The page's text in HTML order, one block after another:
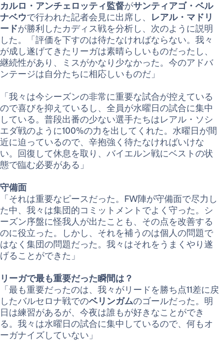
カルロ・アンチェロッティ監督がサンティアゴ・ベル
ナベウで行われた記者会見に出席し、 レアル・マドリ
ードが勝利したカディス戦を分析し、次のように説明
した。「評価を下すのは待たなければならない。我々
が成し遂げてきたリーガは素晴らしいものだったし、
継続性があり、ミスがかなり少なかった。今のアドバ
ンテージは自分たちに相応しいものだ」
「我々は今シーズンの非常に重要な試合が控えている
ので喜びを抑えているし、全員が水曜日の試合に集中
している。普段出番の少ない選手たちはレアル・ソシ
エダ戦のように100%の力を出してくれた。水曜日が間
近に迫っているので、辛抱強く待たなければいけな
い。回復して休息を取り、バイエルン戦にベストの状
態で臨む必要がある」
守備面
「それは重要なピースだった。FW陣が守備面で尽力し
た中、我々は集団的コミットメントでよく守った。シ
ーズン序盤に怪我人が出たことも、その点を改善する
のに役立った。しかし、それを補うのは個人の問題で
はなく集団の問題だった。我々はそれをうまくやり遂
げることができた」
リーガで最も重要だった瞬間は？
「最も重要だったのは、我々がリードを勝ち点11差に戻
したバルセロナ戦でのベリンガムのゴールだった。明
日は練習があるが、今夜は誰もが好きなことができ
る。我々は水曜日の試合に集中しているので、何もオ
ーガナイズしていない」